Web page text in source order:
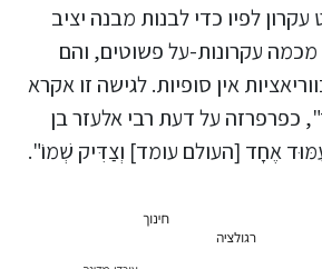
עקרון לפיו כדי לבנות מבנה יציב
מכמה עקרונות-על פשוטים, והם
אין סופיות. לגישה זו אקרא
כפרפרזה על דעת רבי אלעזר בן
אֶחָד [העולם עומד] וְצַדִּיק שְׁמוֹ".